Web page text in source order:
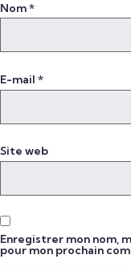
Nom*
E-mail *
Site web
Enregistrer mon nom,
pour mon prochain